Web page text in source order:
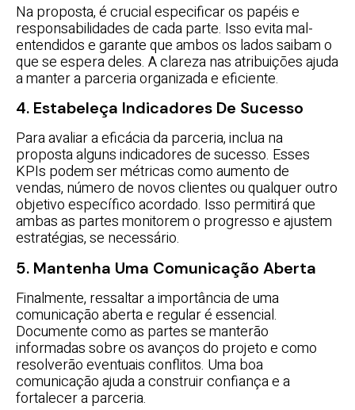
Na proposta, é crucial especificar os papéis e
responsabilidades de cada parte. Isso evita mal-
entendidos e garante que ambos os lados saibam o
que se espera deles. A clareza nas atribuições ajuda
a manter a parceria organizada e eficiente.
4. Estabeleça Indicadores De Sucesso
Para avaliar a eficácia da parceria, inclua na
proposta alguns indicadores de sucesso. Esses
KPIs podem ser métricas como aumento de
vendas, número de novos clientes ou qualquer outro
objetivo específico acordado. Isso permitirá que
ambas as partes monitorem o progresso e ajustem
estratégias, se necessário.
5. Mantenha Uma Comunicação Aberta
Finalmente, ressaltar a importância de uma
comunicação aberta e regular é essencial.
Documente como as partes se manterão
informadas sobre os avanços do projeto e como
resolverão eventuais conflitos. Uma boa
comunicação ajuda a construir confiança e a
fortalecer a parceria.